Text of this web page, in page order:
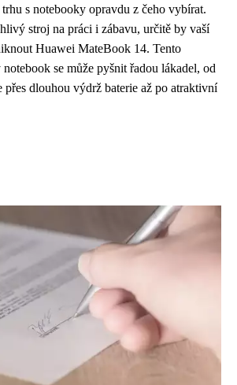
s notebooky opravdu z čeho vybírat.
stroj na práci i zábavu, určitě by vaší
Huawei MateBook 14. Tento
se může pyšnit řadou lákadel, od
dlouhou výdrž baterie až po atraktivní